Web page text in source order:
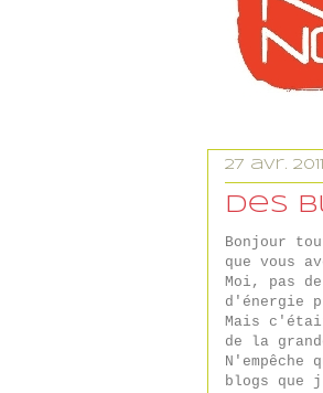
27 avr. 2011
Des
Bonjour
que vous
Moi, pas
d'énergie
Mais
de la
N'empêche
blogs que